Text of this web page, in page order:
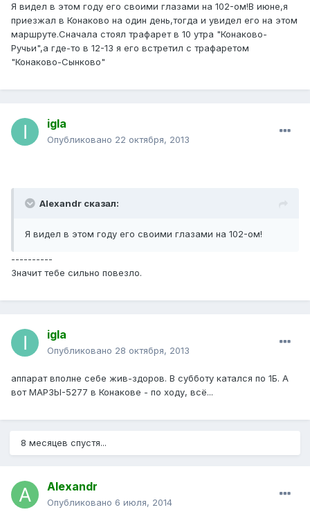
Я видел в этом году его своими глазами на 102-ом!В июне,я
приезжал в Конаково на один день,тогда и увидел его на этом
маршруте.Сначала стоял трафарет в 10 утра "Конаково-
Ручьи",а где-то в 12-13 я его встретил с трафаретом
"Конаково-Сынково"
igla
Опубликовано 22 октября, 2013
Alexandr сказал:
Я видел в этом году его своими глазами на 102-ом!
----------
Значит тебе сильно повезло.
igla
Опубликовано 28 октября, 2013
аппарат вполне себе жив-здоров. В субботу катался по 1Б. А
вот МАРЗЫ-5277 в Конакове - по ходу, всё...
8 месяцев спустя...
Alexandr
Опубликовано 6 июля, 2014